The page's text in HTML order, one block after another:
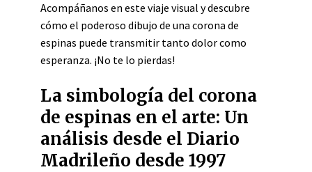
Acompáñanos en este viaje visual y descubre
cómo el poderoso dibujo de una corona de
espinas puede transmitir tanto dolor como
esperanza. ¡No te lo pierdas!
La simbología del corona
de espinas en el arte: Un
análisis desde el Diario
Madrileño desde 1997